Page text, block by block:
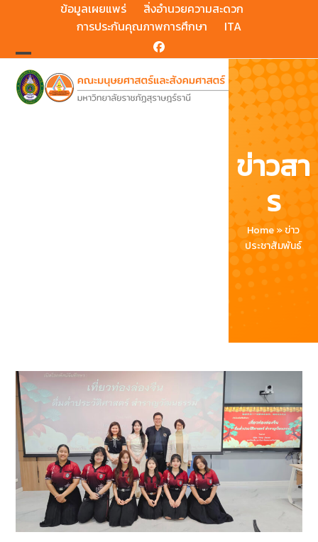
ข้อมูลเผยแพร่
สิ่งอำนวยความสะดวก
การประกันคุณภาพการศึกษา
ITA
Facebook
Open
mobile
Close
mobile
ข่าวสา
ร
Home»ข่าว
ประชาสัมพันธ์